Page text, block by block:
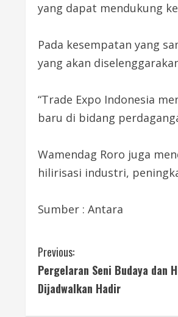
yang dapat mendukung
Pada kesempatan yang
yang akan
“Trade Expo Indonesia
baru di bidang
Wamendag Roro juga
hilirisasi industri,
Sumber : Antara
C
o
Previous:
Pergelaran Seni Budaya dan
Dijadwalkan Hadir